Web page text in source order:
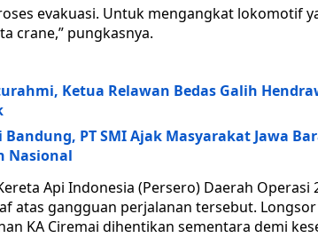
evakuasi. Untuk mengangkat lokomotif
crane,” pungkasnya.
Ketua Relawan Bedas Galih
Bandung, PT SMI Ajak Masyarakat Jawa
Nasional
Api Indonesia (Persero) Daerah
atas gangguan perjalanan tersebut.
KA Ciremai dihentikan sementara demi